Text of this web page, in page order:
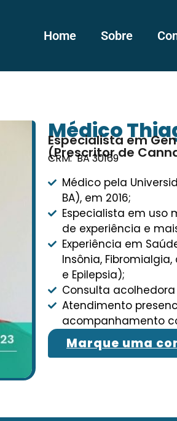
Home Sobre
Médico
Especialista em
(Prescritor de
CRM: BA 30169
Médico pela
BA), em 2016;
Especialista em uso
de experiência e
Experiência em
Insônia,
e Epilepsia);
Consulta
Atendimento
acompanhamento
Marque uma